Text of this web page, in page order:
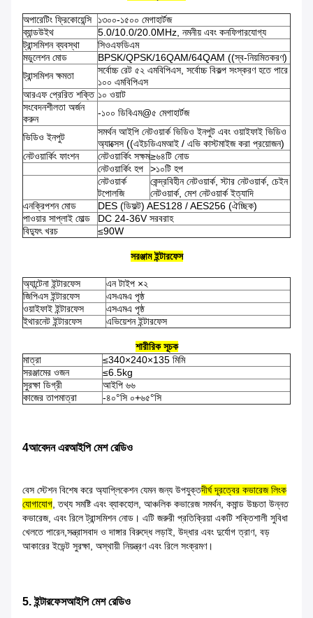
অপারেটিং ফ্রিকোয়েন্সি
১৩০০-১৫০০ মেগাহার্টজ
ব্যান্ডউইথ
5.0/10.0/20.0MHz, নমনীয় এবং কনফিগারযোগ্য
ট্রান্সমিশন ব্যবস্থা
সিওএফডিএম
মডুলেশন মোড
BPSK/QPSK/16QAM/64QAM ((স্ব-নিয়মিতকরণ)
ট্রান্সমিশন ক্ষমতা
সর্বোচ্চ রেট ৫২ এমবিপিএস, সর্বোচ্চ বিকল্প সংস্করণ হতে পারে
১০০ এমবিপিএস
আরএফ প্রেরিত শক্তি ১০ ওয়াট
সংবেদনশীলতা অর্জন
করুন
-১০০ ডিবিএম@৫ মেগাহার্টজ
ভিডিও ইনপুট
সমর্থন আইপি নেটওয়ার্ক ভিডিও ইনপুট এবং ওয়াইফাই ভিডিও
অ্যাক্সেস ((এইচডিএমআই / এভি কাস্টমাইজ করা প্রয়োজন)
নেটওয়ার্কিং ফাংশন
নেটওয়ার্কিং সক্ষম≥৬৪টি নোড
নেটওয়ার্কিং হপ
>১০টি হপ
নেটওয়ার্ক
টপোলজি
কেন্দ্রবিহীন নেটওয়ার্ক, স্টার নেটওয়ার্ক, চেইন
নেটওয়ার্ক, মেশ নেটওয়ার্ক ইত্যাদি
এনক্রিপশন মোড
DES (ডিফল্ট) AES128 / AES256 (ঐচ্ছিক)
পাওয়ার সাপ্লাই মোল্ড
DC 24-36V সরবরাহ
বিদ্যুৎ খরচ
≤90W
সরঞ্জাম ইন্টারফেস
অ্যান্টেনা ইন্টারফেস
এন টাইপ ×২
জিপিএস ইন্টারফেস
এসএমএ পৃষ্ঠ
ওয়াইফাই ইন্টারফেস
এসএমএ পৃষ্ঠ
ইথারনেট ইন্টারফেস
এভিয়েশন ইন্টারফেস
শারীরিক সূচক
মাত্রা
≤340×240×135 মিমি
সরঞ্জামের ওজন
≤6.5kg
সুরক্ষা ডিগ্রী
আইপি ৬৬
কাজের তাপমাত্রা
-৪০°সি ০+৬৫°সি
4আবেদন এরআইপি মেশ রেডিও
বেস স্টেশন বিশেষ করে অ্যাপ্লিকেশন যেমন জন্য উপযুক্তদীর্ঘ দূরত্বের কভারেজ লিংক
যোগাযোগ, তথ্য সমষ্টি এবং ব্যাকহোল, আঞ্চলিক কভারেজ সমর্থন, কমান্ড উচ্চতা উন্নত
কভারেজ, এবং রিলে ট্রান্সমিশন নোড। এটি জরুরী প্রতিক্রিয়া একটি শক্তিশালী সুবিধা
খেলতে পারেন,সন্ত্রাসবাদ ও দাঙ্গার বিরুদ্ধে লড়াই, উদ্ধার এবং দুর্যোগ ত্রাণ, বড়
আকারের ইভেন্ট সুরক্ষা, অস্থায়ী নিয়ন্ত্রণ এবং রিলে সংক্রমণ।
5. ইন্টারফেসআইপি মেশ রেডিও